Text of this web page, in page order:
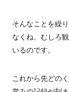
そんなことを繰
なくね、むしろ
いるのです。
これから先どの